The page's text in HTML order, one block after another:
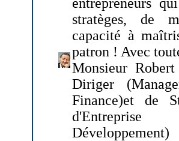
stratèges, de
capacité à
patron ! Avec
Monsieur
Diriger
Finance)et de
Développement)